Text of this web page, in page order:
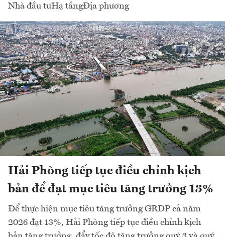
Nhà đầu tưHạ tầngĐịa phương
Hải Phòng tiếp tục điều chỉnh kịch
bản để đạt mục tiêu tăng trưởng 13%
Để thực hiện mục tiêu tăng trưởng GRDP cả năm
2026 đạt 13%, Hải Phòng tiếp tục điều chỉnh kịch